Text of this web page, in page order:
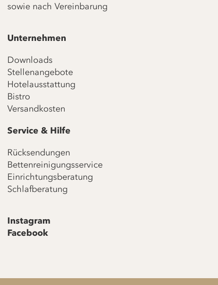
sowie nach Vereinbarung
Unternehmen
Downloads
Stellenangebote
Hotelausstattung
Bistro
Versandkosten
Service & Hilfe
Rücksendungen
Bettenreinigungsservice
Einrichtungsberatung
Schlafberatung
Instagram
Facebook